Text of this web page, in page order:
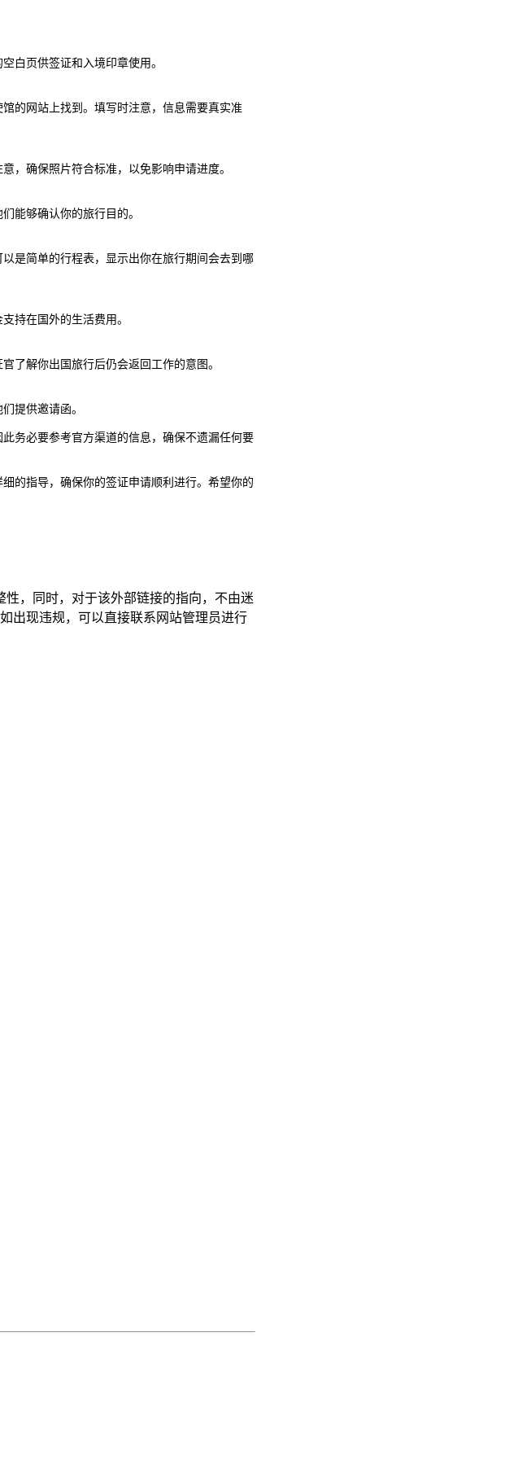
白页供签证和入境印章使用。
的网站上找到。填写时注意，信息需要真实准
，确保照片符合标准，以免影响申请进度。
能够确认你的旅行目的。
是简单的行程表，显示出你在旅行期间会去到哪
持在国外的生活费用。
了解你出国旅行后仍会返回工作的意图。
提供邀请函。
务必要参考官方渠道的信息，确保不遗漏任何要
的指导，确保你的签证申请顺利进行。希望你的
，同时，对于该外部链接的指向，不由迷
出现违规，可以直接联系网站管理员进行